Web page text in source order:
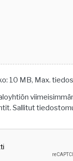
10 MB, Max.
Sallitut